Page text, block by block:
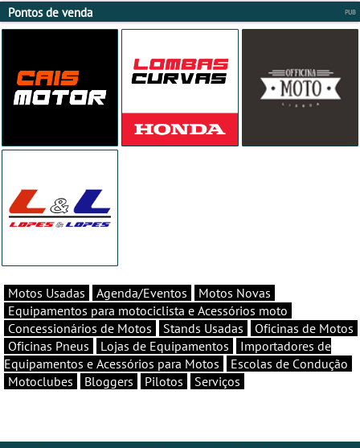
Pontos de venda
Motos Usadas Agenda/Eventos
Motos Novas
Equipamentos para motociclista e Acessórios moto
Concessionários de Motos
Stands Usadas
Oficinas de Motos
Oficinas Pneus
Lojas de Equipamentos
Importadores de
Equipamentos e Acessórios para Motos
Escolas de Condução
Motoclubes
Bloggers Pilotos Serviços